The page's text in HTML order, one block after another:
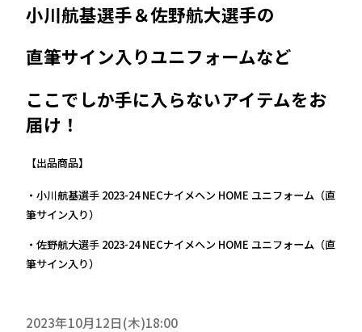
小川航基選手＆佐野航大選手の
直筆サイン入りユニフォームなど
ここでしか手に入らないアイテムをお
届け！
【出品商品】
・小川航基選手 2023-24 NECナイメヘン HOME ユニフォーム（直
筆サイン入り）
・佐野航大選手 2023-24 NECナイメヘン HOME ユニフォーム（直
筆サイン入り）
2023年10月12日(木)18:00